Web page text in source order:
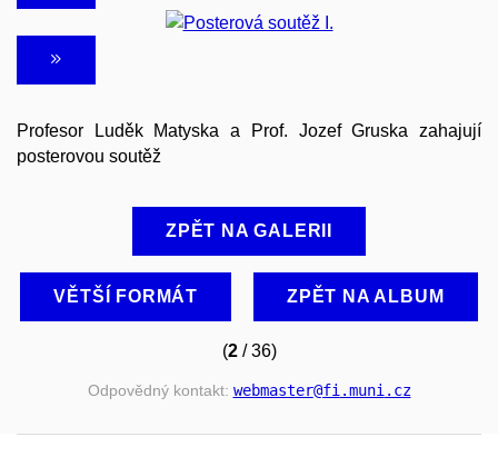
Profesor Luděk Matyska a Prof. Jozef Gruska zahajují
posterovou soutěž
ZPĚT NA GALERII
VĚTŠÍ FORMÁT ZPĚT NA ALBUM
(2/ 36)
Odpovědný kontakt: webmaster@fi .muni .cz